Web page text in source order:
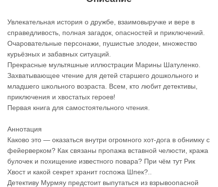
Увлекательная история о дружбе, взаимовыручке и вере в
справедливость, полная загадок, опасностей и приключений.
Очаровательные персонажи, пушистые злодеи, множество
курьёзных и забавных ситуаций.
Прекрасные мультяшные иллюстрации Марины Шатуленко.
Захватывающее чтение для детей старшего дошкольного и
младшего школьного возраста. Всем, кто любит детективы,
приключения и хвостатых героев!
Первая книга для самостоятельного чтения.
Аннотация
Каково это — оказаться внутри огромного хот-дога в обнимку с
фейерверком? Как связаны пропажа вставной челюсти, кража
булочек и похищение известного повара? При чём тут Рик
Хвост и какой секрет хранит госпожа Шпек?..
Детективу Мурмяу предстоит выпутаться из взрывоопасной